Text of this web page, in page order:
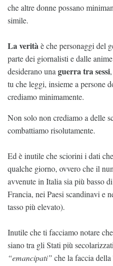
che altre donne possano
simile.
La veritàè che personaggi del
parte dei giornalisti e dalle
desiderano una guerra tra sessi
tu che leggi, insieme a persone
crediamo minimamente.
Non solo non crediamo a delle
combattiamo risolutamente.
Ed è inutile che sciorini i dati
qualche giorno, ovvero che il
avvenute in Italia sia più basso
Francia, nei Paesi scandinavi e
tasso più elevato).
Inutile che ti facciamo notare
siano tra gli Stati più
“emancipati” che la faccia